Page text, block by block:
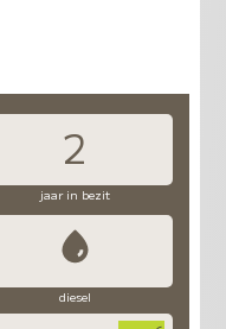
2
jaar in bezit
diesel